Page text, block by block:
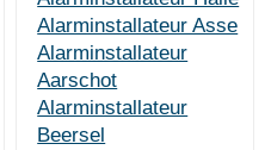
Alarminstallateur Asse
Alarminstallateur
Aarschot
Alarminstallateur
Beersel